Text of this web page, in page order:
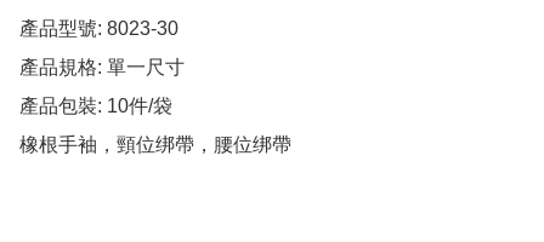
產品型號: 8023-30
產品規格: 單一尺寸
產品包裝: 10件/袋
橡根手袖，頸位绑帶，腰位绑帶